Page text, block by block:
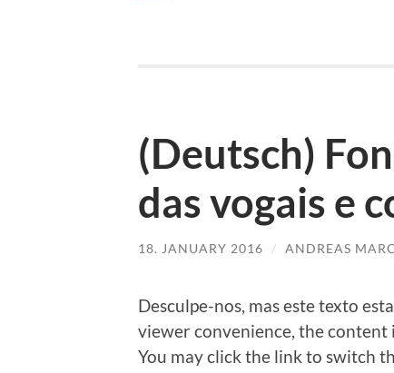
(Deutsch)
das vogais e
18. JANUARY 2016 / ANDREAS
Desculpe-nos, mas este tex­to
view­er con­ve­ni­ence, the
You may click the link to switch